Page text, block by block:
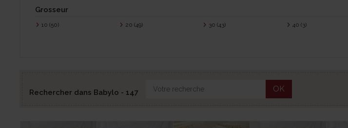
Grosseur
10 (50) 20 (49) 30 (43) 40 (3)
Rechercher dans Babylo - 147 OK